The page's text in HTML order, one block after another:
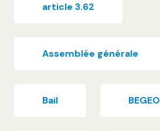
article 3.62
Assemblée générale
Bail BEGEO